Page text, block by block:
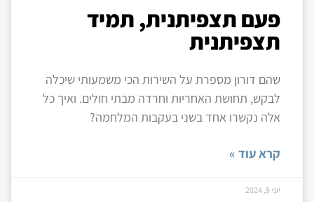
פעם תצפיתנית, תמיד
תצפיתנית
שהם דורון מספרת על השירות הכי משמעותי שיכלה
לבקש, תחושת האחריות וחרדה מבתי חולים. ואיך כל
אלה נקשרו אחד בשני בעקבות המלחמה?
קרא עוד »
יוני 9, 2024